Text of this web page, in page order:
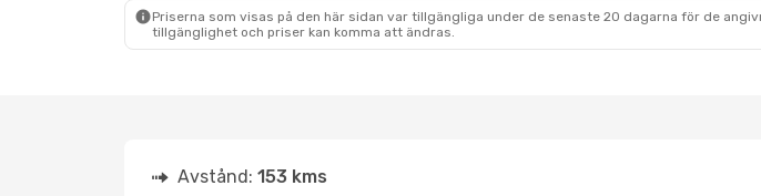
MLO
- ATH
Priserna som visas på den här sidan var tillgängliga under de senaste 20 dagarna för de
tillgänglighet och priser kan komma att ändras.
Avstånd: 153 kms